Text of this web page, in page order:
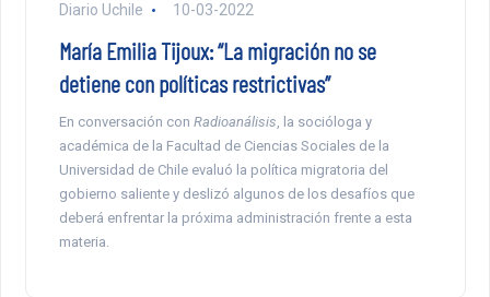
Diario Uchile 10-03-2022
María Emilia Tijoux: “La migración no se
detiene con políticas restrictivas”
En conversación con Radioanálisis, la socióloga y
académica de la Facultad de Ciencias Sociales de la
Universidad de Chile evaluó la política migratoria del
gobierno saliente y deslizó algunos de los desafíos que
deberá enfrentar la próxima administración frente a esta
materia.